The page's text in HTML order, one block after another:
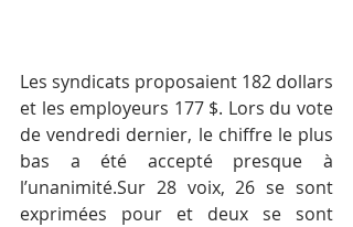
Les syndicats proposaient 182 dollars
et les employeurs 177 $. Lors du vote
de vendredi dernier, le chiffre le plus
bas a été accepté presque à
l’unanimité.Sur 28 voix, 26 se sont
exprimées pour et deux se sont